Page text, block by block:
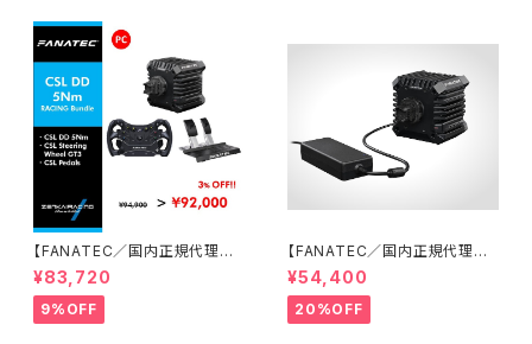
【FANATEC／国内正規代理店】
CSL DD 5 Nmオリジナルレー
シングバンドルセット
¥83,720
9%OFF
【FANATEC／国内正規代理店】
CSL DD QR2 (8Nmダイレクト
ドライブモーターベース)
¥54,400
20%OFF